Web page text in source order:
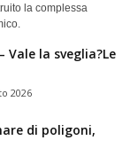
la complessa
Vale la sveglia?Le
2026
di poligoni,